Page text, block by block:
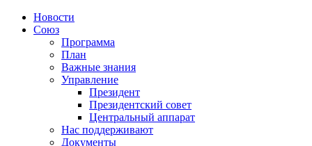
Новости
Союз
Программа
План
Важные знания
Управление
Президент
Президентский совет
Центральный аппарат
Нас поддерживают
Документы